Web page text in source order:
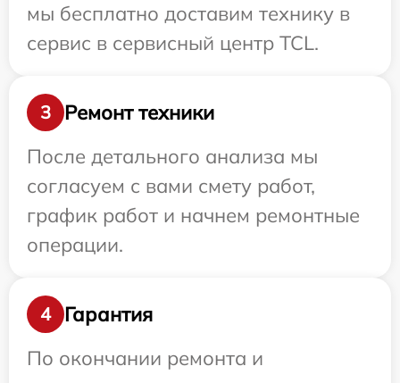
мы бесплатно доставим технику в
сервис в сервисный центр TCL.
3
Ремонт техники
После детального анализа мы
согласуем с вами смету работ,
график работ и начнем ремонтные
операции.
4
Гарантия
По окончании ремонта и